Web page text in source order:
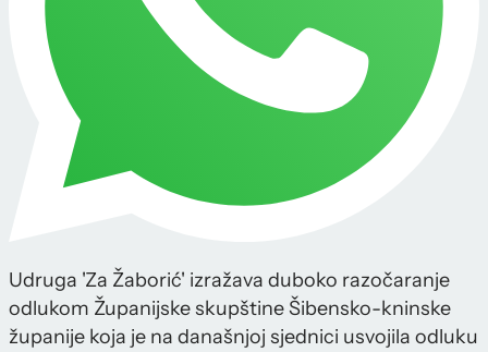
Udruga 'Za Žaborić' izražava duboko razočaranje
odlukom Županijske skupštine Šibensko-kninske
županije koja je na današnjoj sjednici usvojila odluku